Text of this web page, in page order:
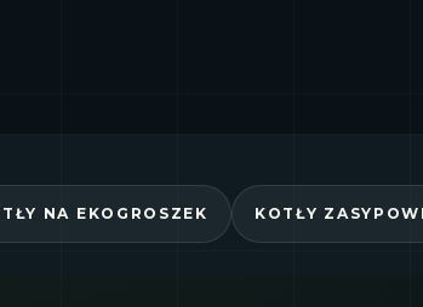
NA EKOGROSZEK KOTŁY